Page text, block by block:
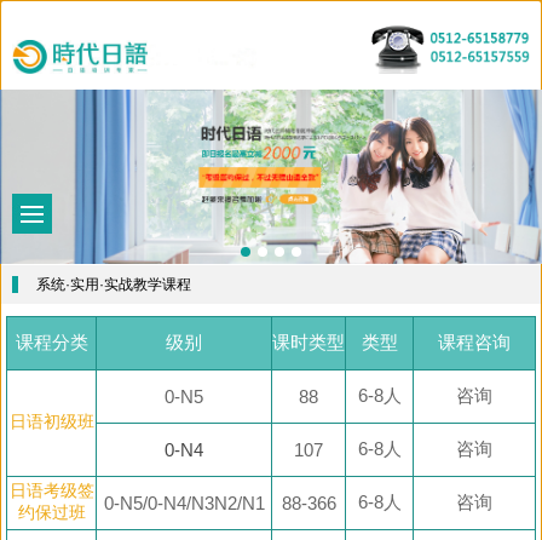
系统·实用·实战教学课程
课程分类 级别 课时类型 类型 课程咨询
日语初级班
0-N5 88 6-8人 咨询
0-N4 107 6-8人 咨询
日语考级签
约保过班
0-N5/0-N4/N3N2/N1 88-366 6-8人 咨询
首
绍
特
色
资
力
最
新
五
们
留
学